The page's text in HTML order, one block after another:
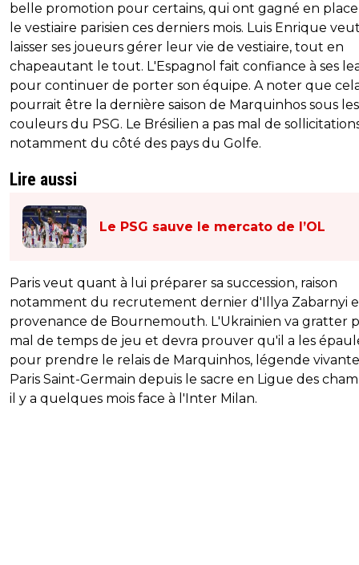
belle promotion pour certains, qui ont gagné en
le vestiaire parisien ces derniers mois. Luis Enrique
laisser ses joueurs gérer leur vie de vestiaire, tout en
chapeautant le tout. L'Espagnol fait confiance à ses
pour continuer de porter son équipe. A noter que
pourrait être la dernière saison de Marquinhos sous les
couleurs du PSG. Le Brésilien a pas mal de
notamment du côté des pays du Golfe.
Lire aussi
Le PSG sauve le mercato de l’OL
Paris veut quant à lui préparer sa succession, raison
notamment du recrutement dernier d'Illya Zabarnyi
provenance de Bournemouth. L'Ukrainien va gratter
mal de temps de jeu et devra prouver qu'il a les
pour prendre le relais de Marquinhos, légende
Paris Saint-Germain depuis le sacre en Ligue des
il y a quelques mois face à l'Inter Milan.